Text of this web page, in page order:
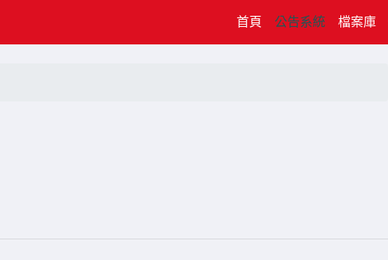
首頁(current)
公告系統 檔案庫